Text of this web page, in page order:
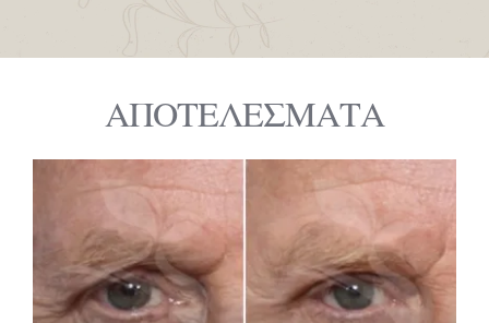
ΑΠΟΤΕΛΕΣΜΑΤΑ